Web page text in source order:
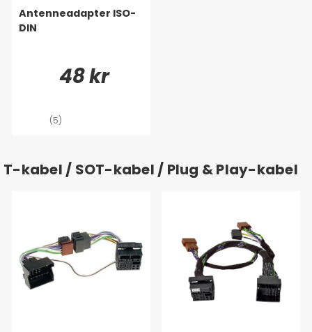
Antenneadapter ISO-
DIN
48 kr
(5)
T-kabel / SOT-kabel / Plug & Play-kabel